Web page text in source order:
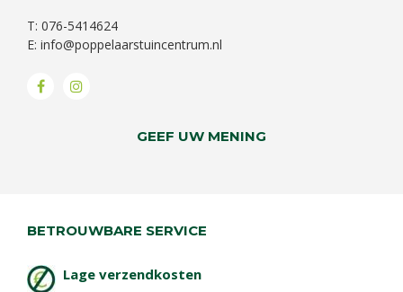
T: 076-5414624
E: info@poppelaarstuincentrum.nl
GEEF UW MENING
BETROUWBARE SERVICE
Lage verzendkosten